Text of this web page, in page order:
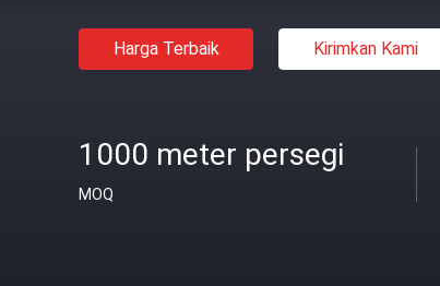
Harga Terbaik Kirimkan Kami
1000 meter persegi
MOQ